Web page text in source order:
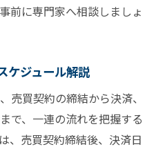
前に専門家へ相談しましょ
ケジュール解説
売買契約の締結から決済、
で、一連の流れを把握する
、売買契約締結後、決済日